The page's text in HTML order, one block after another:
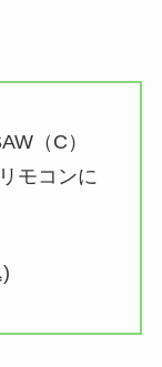
（C）
モコンに